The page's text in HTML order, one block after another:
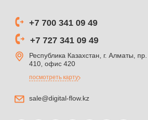
+7 700 341 09 49
+7 727 341 09 49
Республика Казахстан, г. Алматы,
410, офис 420
посмотреть карту
sale@digital-flow.kz